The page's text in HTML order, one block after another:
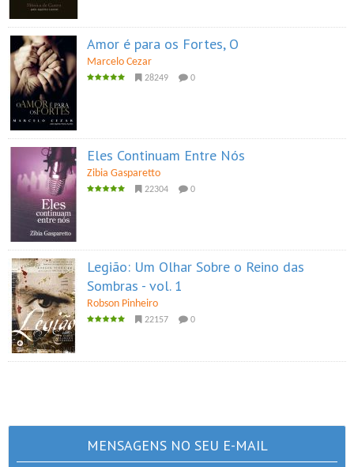
Amor é para os Fortes, O
Marcelo Cezar
28249 0
Eles Continuam Entre Nós
Zibia Gasparetto
22304 0
Legião: Um Olhar Sobre o Reino das
Sombras - vol. 1
Robson Pinheiro
22157 0
MENSAGENS NO SEU E-MAIL